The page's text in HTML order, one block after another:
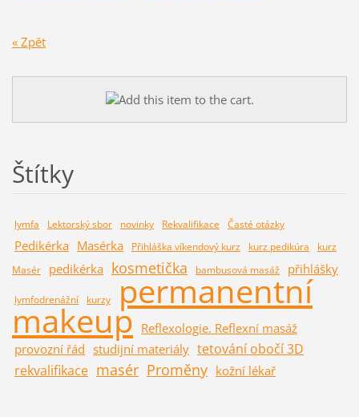
« Zpět
Štítky
lymfa Lektorský sbor novinky Rekvalifikace Časté otázky
Pedikérka Masérka Přihláška víkendový kurz kurz pedikúra
kurz
Masér
pedikérka kosmetička bambusová masáž přihlášky
lymfodrenážní kurzy permanentní
makeup Reflexologie. Reflexní masáž
provozní řád studijní materiály tetování obočí 3D
rekvalifikace masér Proměny kožní lékař